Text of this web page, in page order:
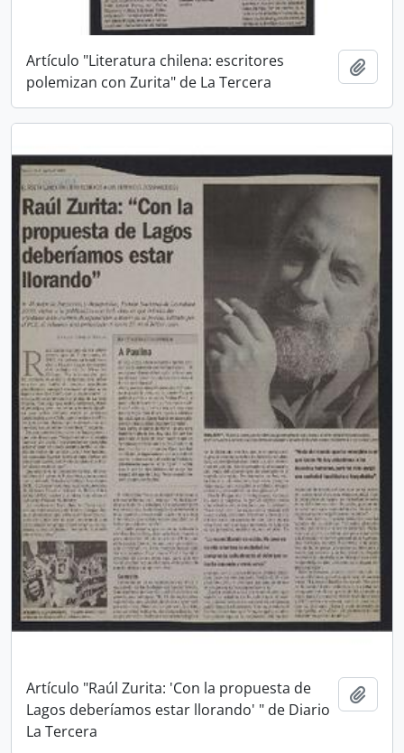
Artículo "Literatura chilena: escritores
polemizan con Zurita" de La Tercera
Artículo "Raúl Zurita: 'Con la propuesta de
Lagos deberíamos estar llorando' " de Diario
La Tercera